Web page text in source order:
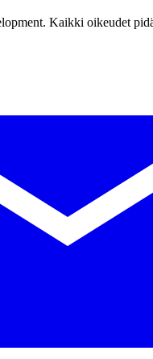
Kaikki oikeudet